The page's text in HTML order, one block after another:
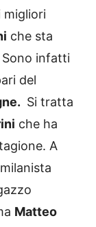
migliori
che sta
Sono infatti
del
Si tratta
che ha
A
Matteo